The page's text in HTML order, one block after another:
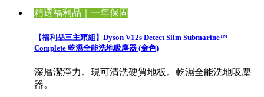
精選福利品｜一年保固
【福利品三主頭組】Dyson V12s Detect Slim Submarine™
Complete 乾濕全能洗地吸塵器 (金色)
深層潔淨力。現可清洗硬質地板。乾濕全能洗地吸塵
器。